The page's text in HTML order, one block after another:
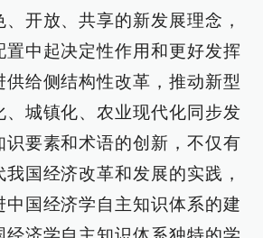
开放、共享的新发展理念，
置中起决定性作用和更好发挥
给侧结构性改革，推动新型
、城镇化、农业现代化同步发
识要素和术语的创新，不仅有
国经济改革和发展的实践，
中国经济学自主知识体系的建